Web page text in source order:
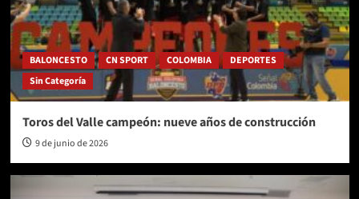
BALONCESTO CN SPORT COLOMBIA
DEPORTES
Sin Categoría
Toros del Valle campeón: nueve años de construcción
9 de junio de 2026